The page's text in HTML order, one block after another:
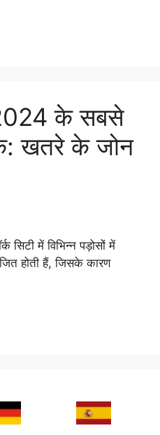
2024 के सबसे
खतरे के जोन
में विभिन्न पड़ोसों में
होती हैं, जिसके कारण